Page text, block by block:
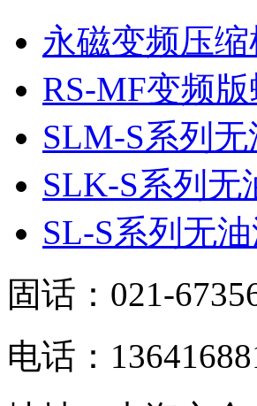
永磁变频压缩
RS-MF变频
SLM-S系列
SLK-S系列
SL-S系列无
固话：021-
电话：